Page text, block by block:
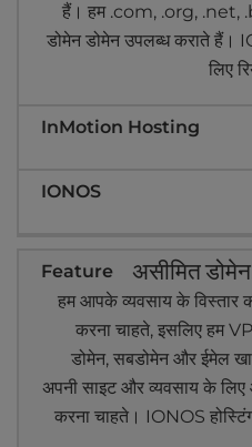
हैं। हम .com, .org, .net,
डोमेन डोमेन उपलब्ध कराते
लिए
असीमित
हम आपके व्यवसाय के विस्तार
करना चाहते, इसलिए हम
डोमेन, सबडोमेन और ईमेल
अपनी साइट और व्यवसाय के
करना चाहते। IONOS